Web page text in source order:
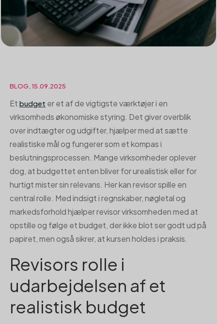
BLOG, 15.09.2025
Et budget er et af de vigtigste værktøjer i en
virksomheds økonomiske styring. Det giver overblik
over indtægter og udgifter, hjælper med at sætte
realistiske mål og fungerer som et kompas i
beslutningsprocessen. Mange virksomheder oplever
dog, at budgettet enten bliver for urealistisk eller for
hurtigt mister sin relevans. Her kan revisor spille en
central rolle. Med indsigt i regnskaber, nøgletal og
markedsforhold hjælper revisor virksomheden med at
opstille og følge et budget, der ikke blot ser godt ud på
papiret, men også sikrer, at kursen holdes i praksis.
Revisors rolle i
udarbejdelsen af et
realistisk budget